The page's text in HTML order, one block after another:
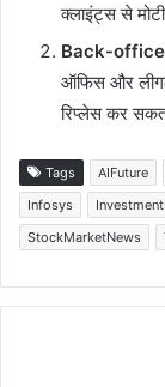
क्लाइंट्स से
Back-
ऑफिस और
रिप्लेस कर
Tags AIFuture
Infosys
StockMarketNews